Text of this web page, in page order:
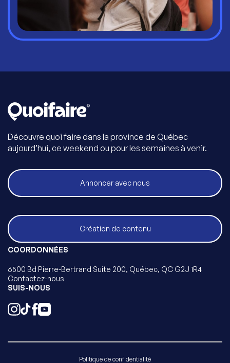
Découvre quoi faire dans la province de Québec
aujourd’hui, ce weekend ou pour les semaines à venir.
Annoncer avec nous
Création de contenu
COORDONNÉES
6500 Bd Pierre-Bertrand Suite 200, Québec, QC G2J 1R4
Contactez-nous
SUIS-NOUS
Politique de confidentialité